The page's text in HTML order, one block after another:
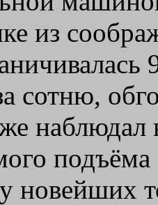
из
сотню,
новейших